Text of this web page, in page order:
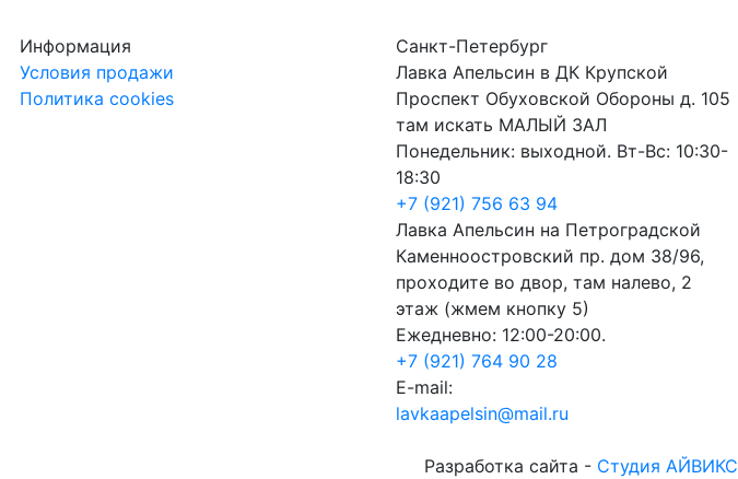
Информация
Условия продажи
Политика cookies
Санкт-Петербург
Лавка Апельсин в ДК Крупской
Проспект Обуховской Обороны д. 105
там искать МАЛЫЙ ЗАЛ
Понедельник: выходной. Вт-Вс: 10:30-
18:30
+7 (921) 756 63 94
Лавка Апельсин на Петроградской
Каменноостровский пр. дом 38/96,
проходите во двор, там налево, 2
этаж (жмем кнопку 5)
Ежедневно: 12:00-20:00.
+7 (921) 764 90 28
E-mail:
lavkaapelsin@mail.ru
Разработка сайта - Студия АЙВИКС